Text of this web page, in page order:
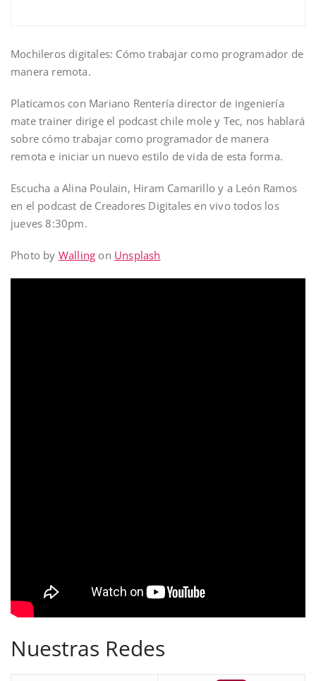
Mochileros digitales: Cómo trabajar como programador de
manera remota.
Platicamos con Mariano Rentería director de ingeniería
mate trainer dirige el podcast chile mole y Tec, nos hablará
sobre cómo trabajar como programador de manera
remota e iniciar un nuevo estilo de vida de esta forma.
Escucha a Alina Poulain, Hiram Camarillo y a León Ramos
en el podcast de Creadores Digitales en vivo todos los
jueves 8:30pm.
Photo by Walling on Unsplash
Nuestras Redes